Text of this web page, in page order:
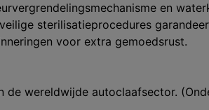
en
sterilisatieprocedures
voor extra gemoedsrust.
de wereldwijde autoclaafsector.